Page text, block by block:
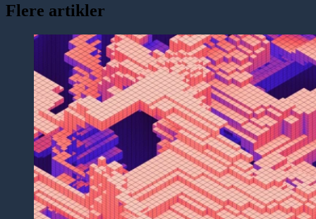
Flere artikler